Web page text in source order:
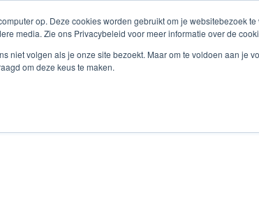
op. Deze cookies worden gebruikt om je websitebezoek
media. Zie ons Privacybeleid voor meer informatie over de
niet volgen als je onze site bezoekt. Maar om te voldoen aan je
om deze keus te maken.
Startseite Dienstleistungen Über